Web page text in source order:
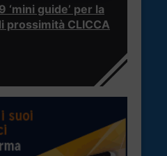
‘mini guide’ per la
prossimità CLICCA